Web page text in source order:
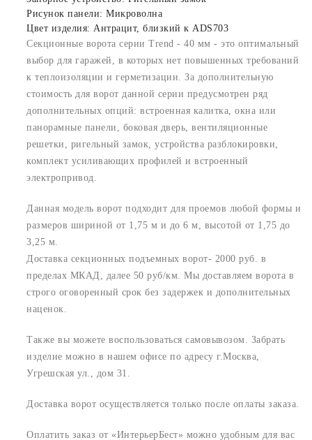
Рисунок панели: Микроволна
Цвет изделия: Антрацит, близкий к ADS703
Секционные ворота серии Trend - 40 мм - это оптимальный
выбор для гаражей, в которых нет повышенных требований
к теплоизоляции и герметизации. За дополнительную
стоимость для ворот данной серии предусмотрен ряд
дополнительных опций: встроенная калитка, окна или
панорамные панели, боковая дверь, вентиляционные
решетки, ригельный замок, устройства разблокировки,
комплект усиливающих профилей и встроенный
электропривод.
Данная модель ворот подходит для проемов любой формы и
размеров шириной от 1,75 м и до 6 м, высотой от 1,75 до
3,25 м.
Доставка секционных подъемных ворот- 2000 руб. в
пределах МКАД, далее 50 руб/км. Мы доставляем ворота в
строго оговоренный срок без задержек и дополнительных
наценок.
Также вы можете воспользоваться самовывозом. Забрать
изделие можно в нашем офисе по адресу г.Москва,
Угрешская ул., дом 31.
Доставка ворот осуществляется только после оплаты заказа.
Оплатить заказ от «ИнтерьерБест» можно удобным для вас